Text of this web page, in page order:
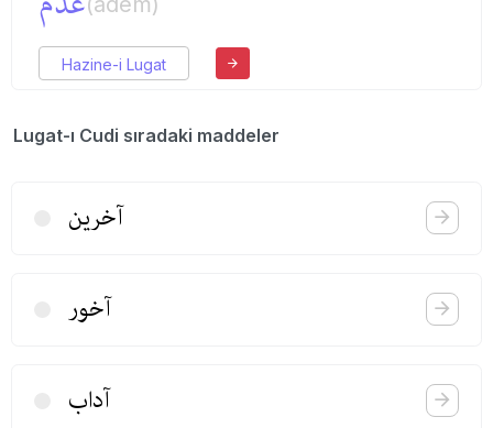
Hazine-i Lugat
Lugat-ı Cudi sıradaki maddeler
آخرین
آخور
آداب